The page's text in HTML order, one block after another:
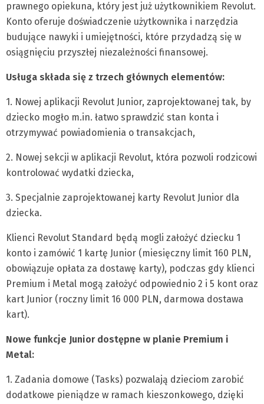
prawnego opiekuna, który jest już użytkownikiem Revolut.
Konto oferuje doświadczenie użytkownika i narzędzia
budujące nawyki i umiejętności, które przydadzą się w
osiągnięciu przyszłej niezależności finansowej.
Usługa składa się z trzech głównych elementów:
1. Nowej aplikacji Revolut Junior, zaprojektowanej tak, by
dziecko mogło m.in. łatwo sprawdzić stan konta i
otrzymywać powiadomienia o transakcjach,
2. Nowej sekcji w aplikacji Revolut, która pozwoli rodzicowi
kontrolować wydatki dziecka,
3. Specjalnie zaprojektowanej karty Revolut Junior dla
dziecka.
Klienci Revolut Standard będą mogli założyć dziecku 1
konto i zamówić 1 kartę Junior (miesięczny limit 160 PLN,
obowiązuje opłata za dostawę karty), podczas gdy klienci
Premium i Metal mogą założyć odpowiednio 2 i 5 kont oraz
kart Junior (roczny limit 16 000 PLN, darmowa dostawa
kart).
Nowe funkcje Junior dostępne w planie Premium i
Metal:
1. Zadania domowe (Tasks) pozwalają dzieciom zarobić
dodatkowe pieniądze w ramach kieszonkowego, dzięki